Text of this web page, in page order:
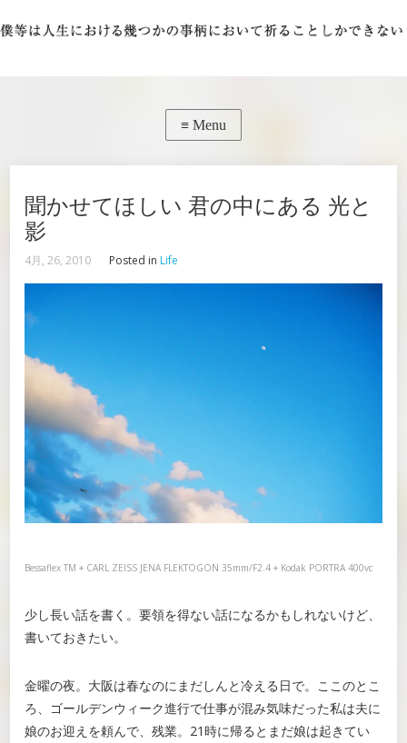
聞かせてほしい 君の中にある 光と
影
4月, 26, 2010 Posted in Life
Bessaflex TM + CARL ZEISS JENA FLEKTOGON 35mm/F2.4 + Kodak PORTRA 400vc
少し長い話を書く。要領を得ない話になるかもしれないけど、
書いておきたい。
金曜の夜。大阪は春なのにまだしんと冷える日で。ここのとこ
ろ、ゴールデンウィーク進行で仕事が混み気味だった私は夫に
娘のお迎えを頼んで、残業。21時に帰るとまだ娘は起きてい